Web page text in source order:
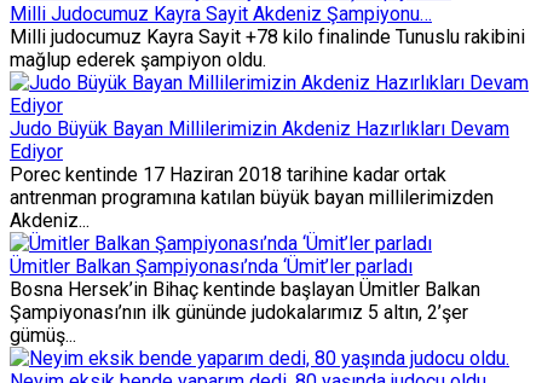
Milli Judocumuz Kayra Sayit Akdeniz Şampiyonu…
Milli judocumuz Kayra Sayit +78 kilo finalinde Tunuslu rakibini
mağlup ederek şampiyon oldu.
Judo Büyük Bayan Millilerimizin Akdeniz Hazırlıkları Devam
Ediyor
Porec kentinde 17 Haziran 2018 tarihine kadar ortak
antrenman programına katılan büyük bayan millilerimizden
Akdeniz...
Ümitler Balkan Şampiyonası’nda ‘Ümit’ler parladı
Bosna Hersek’in Bihaç kentinde başlayan Ümitler Balkan
Şampiyonası’nın ilk gününde judokalarımız 5 altın, 2’şer
gümüş...